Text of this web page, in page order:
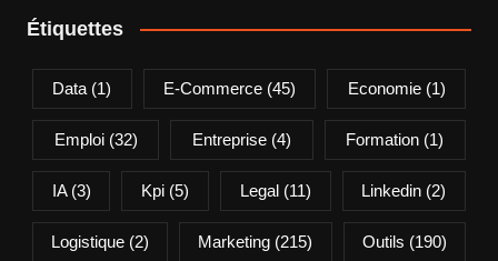
Étiquettes
Data (1) E-Commerce(45) Economie(1)
Emploi(32) Entreprise(4) Formation (1)
IA(3) Kpi (5) Legal(11) Linkedin (2)
Logistique (2) Marketing (215) Outils (190)